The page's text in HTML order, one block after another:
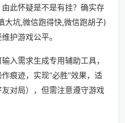
此怀疑是不是有挂？确实存
大坑,微信跑得快,微信跑胡子)
护游戏公平。
入需求生成专用辅助工具，
痕迹，实现“必胜”效果，适
对局），但需注意遵守游戏